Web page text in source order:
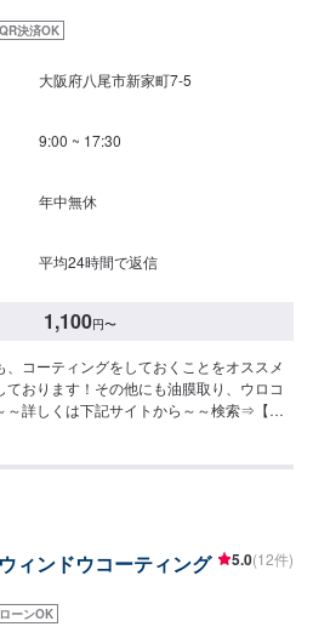
QR決済OK
大阪府八尾市新家町7-5
9:00 ~ 17:30
年中無休
平均24時間で返信
1,100円〜
コーティングをしておくことをオススメ
おります！その他にも油膜取り、ウロコ
～詳しくは下記サイトから～～検索⇒【カ
ィンドウコーティング 5.0(12件)
ローンOK